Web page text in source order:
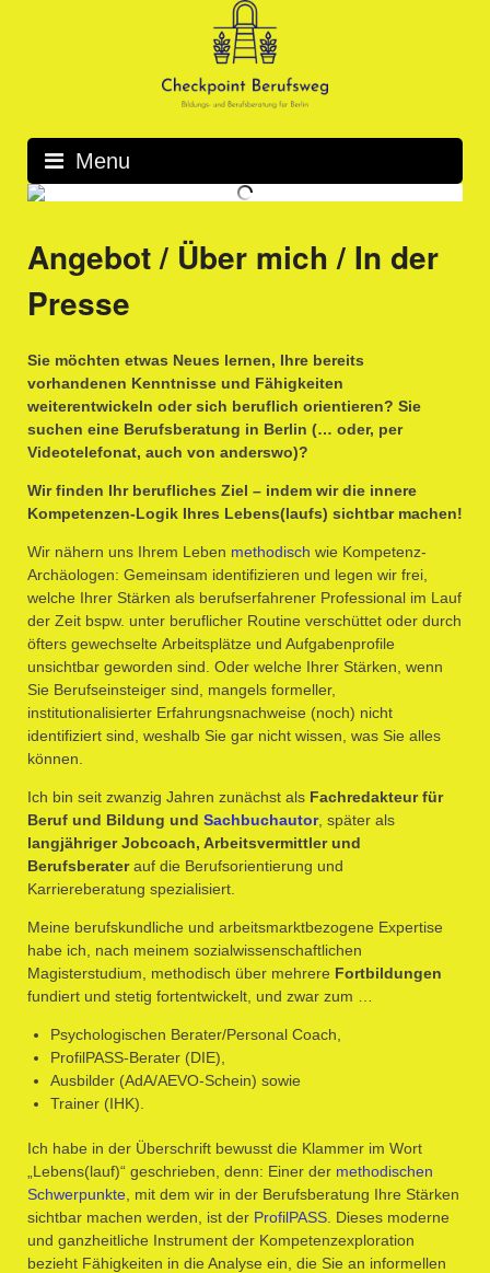
Menu
Angebot / Über mich / In der
Presse
Sie möchten etwas Neues lernen, Ihre bereits
vorhandenen Kenntnisse und Fähigkeiten
weiterentwickeln oder sich beruflich orientieren? Sie
suchen eine Berufsberatung in Berlin (… oder, per
Videotelefonat, auch von anderswo)?
Wir finden Ihr berufliches Ziel – indem wir die innere
Kompetenzen-Logik Ihres Lebens(laufs) sichtbar machen!
Wir nähern uns Ihrem Leben methodisch wie Kompetenz-
Archäologen: Gemeinsam identifizieren und legen wir frei,
welche Ihrer Stärken als berufserfahrener Professional im Lauf
der Zeit bspw. unter beruflicher Routine verschüttet oder durch
öfters gewechselte Arbeitsplätze und Aufgabenprofile
unsichtbar geworden sind. Oder welche Ihrer Stärken, wenn
Sie Berufseinsteiger sind, mangels formeller,
institutionalisierter Erfahrungsnachweise (noch) nicht
identifiziert sind, weshalb Sie gar nicht wissen, was Sie alles
können.
Ich bin seit zwanzig Jahren zunächst als Fachredakteur für
Beruf und Bildung und Sachbuchautor, später als
langjähriger Jobcoach, Arbeitsvermittler und
Berufsberaterauf die Berufsorientierung und
Karriereberatung spezialisiert.
Meine berufskundliche und arbeitsmarktbezogene Expertise
habe ich, nach meinem sozialwissenschaftlichen
Magisterstudium, methodisch über mehrere Fortbildungen
fundiert und stetig fortentwickelt, und zwar zum …
Psychologischen Berater/Personal Coach,
ProfilPASS-Berater (DIE),
Ausbilder (AdA/AEVO-Schein) sowie
Trainer (IHK).
Ich habe in der Überschrift bewusst die Klammer im Wort
„Lebens(lauf)“ geschrieben, denn: Einer der methodischen
Schwerpunkte , mit dem wir in der Berufsberatung Ihre Stärken
sichtbar machen werden, ist der ProfilPASS . Dieses moderne
und ganzheitliche Instrument der Kompetenzexploration
bezieht Fähigkeiten in die Analyse ein, die Sie an informellen